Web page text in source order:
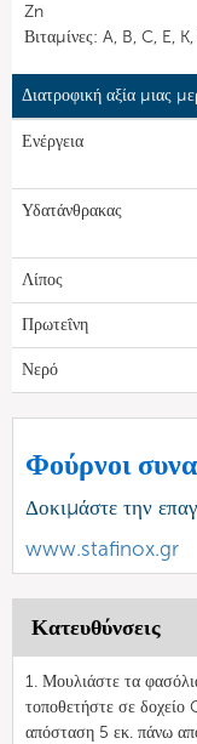
Zn
Βιταμίνες: A, B, C, E,
Διατροφική αξία μιας
Ενέργεια
Υδατάνθρακας
Λίπος
Πρωτεΐνη
Νερό
Φούρνοι
Δοκιμάστε την
www.stafinox.gr
Κατευθύνσεις
1. Μουλιάστε τα
τοποθετήστε σε
απόσταση 5 εκ. πάνω